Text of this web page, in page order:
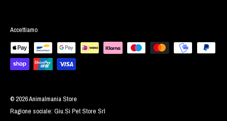
Accettiamo
© 2026 Animalmania Store
Ragione sociale: Giu.Si Pet Store Srl